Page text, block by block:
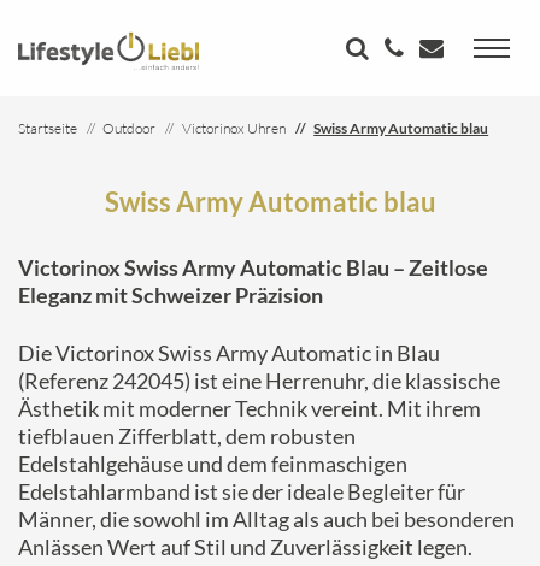
Startseite Outdoor Victorinox Uhren Swiss Army Automatic blau
Swiss Army Automatic blau
Victorinox Swiss Army Automatic Blau – Zeitlose
Eleganz mit Schweizer Präzision
Die Victorinox Swiss Army Automatic in Blau
(Referenz 242045) ist eine Herrenuhr, die klassische
Ästhetik mit moderner Technik vereint. Mit ihrem
tiefblauen Zifferblatt, dem robusten
Edelstahlgehäuse und dem feinmaschigen
Edelstahlarmband ist sie der ideale Begleiter für
Männer, die sowohl im Alltag als auch bei besonderen
Anlässen Wert auf Stil und Zuverlässigkeit legen.